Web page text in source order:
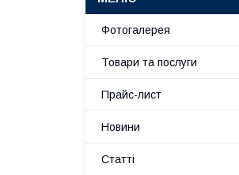
Фотогалерея
Товари та послуги
Прайс-лист
Новини
Статті